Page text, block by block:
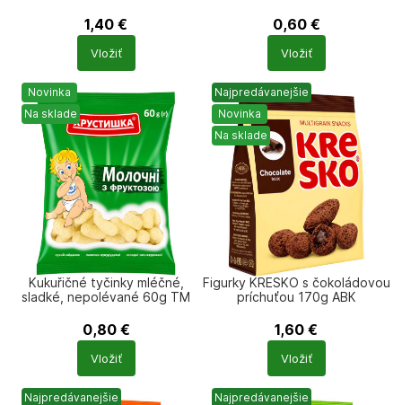
1,40 €
Počet
produktů
Vložiť
0,60 €
Počet
produktů
Vložiť
Novinka
Na sklade
Kukuřičné tyčinky mléčné,
sladké, nepolévané 60g TM
0,80 €
Počet
produktů
Vložiť
Najpredávanejšie
Novinka
Na sklade
Figurky KRESKO s čokoládovou
príchuťou 170g АВК
1,60 €
Počet
produktů
Vložiť
Najpredávanejšie
Najpredávanejšie